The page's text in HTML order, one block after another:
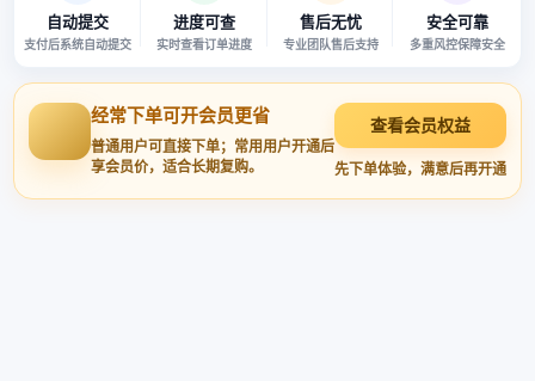
自动提交
支付后系统自动提交
进度可查
实时查看订单进度
售后无忧
专业团队售后支持
安全可靠
多重风控保障安全
经常下单可开会员更省
普通用户可直接下单；常用用户开通后
享会员价，适合长期复购。
查看会员权益
先下单体验，满意后再开通